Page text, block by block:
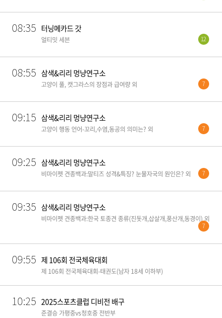
08:35 터닝메카드 갓
얼티밋 세븐 12
08:55 삼색&리리 멍냥연구소
고양이 풀, 캣그라스의 장점과 급여량 외 7
09:15 삼색&리리 멍냥연구소
고양이 행동 언어-꼬리,수염,동공의 의미는? 외 7
09:25 삼색&리리 멍냥연구소
비마이펫 견종백과:말티즈 성격&특징? 눈물자국의 원인은? 외 7
09:35 삼색&리리 멍냥연구소
비마이펫 견종백과:한국 토종견 종류(진돗개,삽살개,풍산개,동경이) 외
7
09:55 제 106회 전국체육대회
제 106회 전국체육대회-태권도(남자 18세 이하부)
10:25 2025스포츠클럽 디비전 배구
준결승 가평중vs청호중 전반부